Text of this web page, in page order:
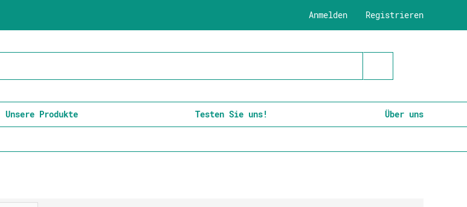
Registrieren
Anmelden
Unsere Produkte Testen Sie uns! Über uns